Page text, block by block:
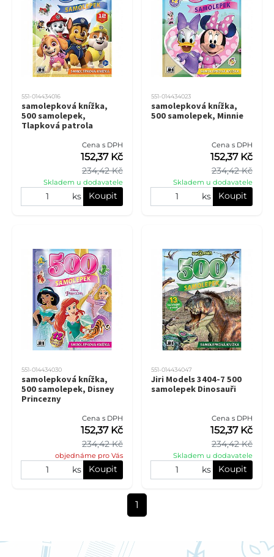
551-014434016
samolepková knížka,
500 samolepek,
Tlapková patrola
Cena s DPH
234,42 Kč
152,37 Kč
Skladem u dodavatele
ks Koupit
551-014434023
samolepková knížka,
500 samolepek, Minnie
Cena s DPH
234,42 Kč
152,37 Kč
Skladem u dodavatele
ks Koupit
551-014434030
samolepková knížka,
500 samolepek, Disney
Princezny
Cena s DPH
234,42 Kč
152,37 Kč
objednáme pro Vás
ks Koupit
551-014434047
Jiri Models 3404-7 500
samolepek Dinosauři
Cena s DPH
234,42 Kč
152,37 Kč
Skladem u dodavatele
ks Koupit
1